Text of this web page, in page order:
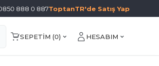
888 0 887ToptanTR'de Satış Yap
SEPETIM (0) HESABIM